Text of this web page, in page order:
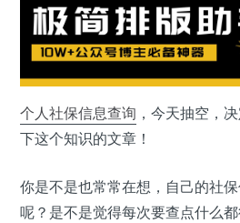
个人社保信息查询 ，今天抽空，
下这个知识的文章！
你是不是也常常在想，自己的社
呢？是不是觉得每次要查点什么